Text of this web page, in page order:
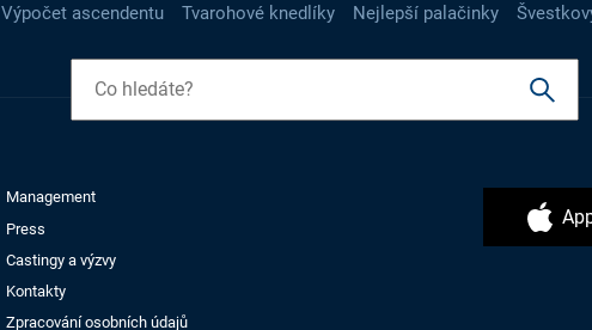
Výpočet ascendentu
Tvarohové knedlíky Nejlepší palačinky
Management
Press
Castingy a výzvy
Kontakty
Zpracování osobních údajů